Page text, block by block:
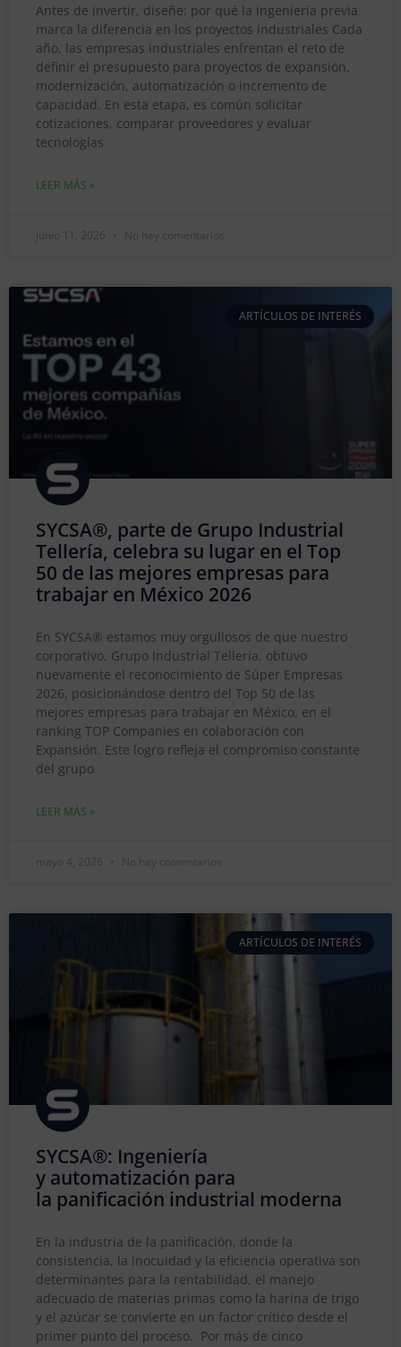
Antes de invertir, diseñe: por qué la ingeniería previa
marca la diferencia en los proyectos industriales Cada
año, las empresas industriales enfrentan el reto de
definir el presupuesto para proyectos de expansión,
modernización, automatización o incremento de
capacidad. En esta etapa, es común solicitar
cotizaciones, comparar proveedores y evaluar
tecnologías
LEER MÁS »
junio 11, 2026 No hay comentarios
ARTÍCULOS DE INTERÉS
SYCSA®, parte de Grupo Industrial
Tellería, celebra su lugar en el Top
50 de las mejores empresas para
trabajar en México 2026
En SYCSA® estamos muy orgullosos de que nuestro
corporativo, Grupo Industrial Tellería, obtuvo
nuevamente el reconocimiento de Súper Empresas
2026, posicionándose dentro del Top 50 de las
mejores empresas para trabajar en México, en el
ranking TOP Companies en colaboración con
Expansión. Este logro refleja el compromiso constante
del grupo
LEER MÁS »
mayo 4, 2026 No hay comentarios
ARTÍCULOS DE INTERÉS
SYCSA®: Ingeniería
y automatización para
la panificación industrial moderna
En la industria de la panificación, donde la
consistencia, la inocuidad y la eficiencia operativa son
determinantes para la rentabilidad, el manejo
adecuado de materias primas como la harina de trigo
y el azúcar se convierte en un factor crítico desde el
primer punto del proceso. Por más de cinco